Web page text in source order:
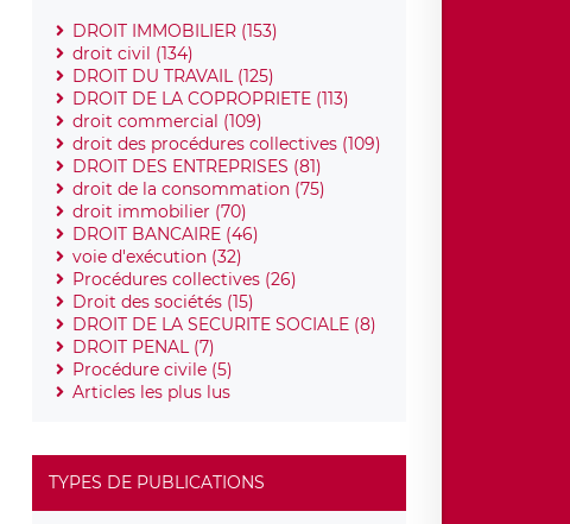
DROIT IMMOBILIER (153)
droit civil (134)
DROIT DU TRAVAIL (125)
DROIT DE LA COPROPRIETE (113)
droit commercial (109)
droit des procédures collectives (109)
DROIT DES ENTREPRISES (81)
droit de la consommation (75)
droit immobilier (70)
DROIT BANCAIRE (46)
voie d'exécution (32)
Procédures collectives (26)
Droit des sociétés (15)
DROIT DE LA SECURITE SOCIALE (8)
DROIT PENAL (7)
Procédure civile (5)
Articles les plus lus
TYPES DE PUBLICATIONS